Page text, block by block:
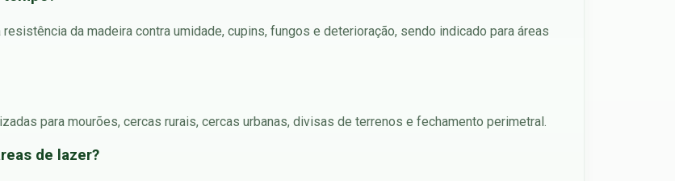
da madeira contra umidade, cupins, fungos e deterioração, sendo indicado para áreas
para mourões, cercas rurais, cercas urbanas, divisas de terrenos e fechamento perimetral.
de lazer?